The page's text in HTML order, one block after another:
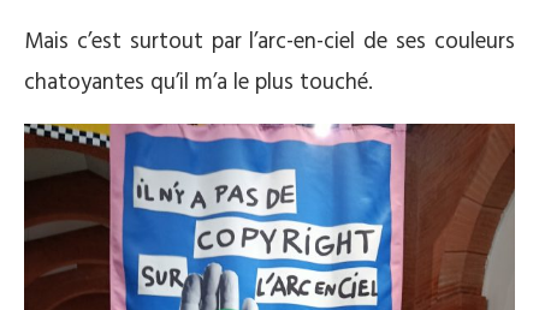
Mais c’est surtout par l’arc-en-ciel de ses couleurs
chatoyantes qu’il m’a le plus touché.